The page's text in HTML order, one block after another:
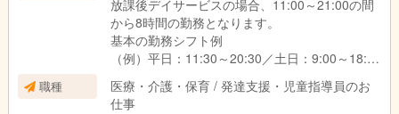
放課後デイサービスの場合、11:00～21:00の間
から8時間の勤務となります。
基本の勤務シフト例
（例）平日：11:30～20:30／土日：9:00～18:00
※働き方や対象のお子さま、教室によって異なり
ます。
職種
医療・介護・保育 / 発達支援・児童指導員のお
仕事